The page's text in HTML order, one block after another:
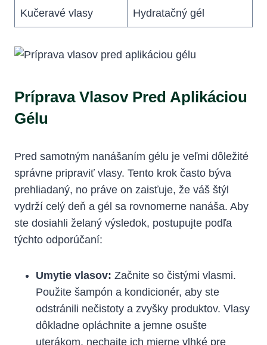
Kučeravé vlasy Hydratačný gél
Príprava Vlasov Pred Aplikáciou
Gélu
Pred samotným nanášaním gélu je veľmi dôležité
správne pripraviť vlasy. Tento krok často býva
prehliadaný, no práve on zaisťuje, že váš štýl
vydrží celý deň a gél sa rovnomerne nanáša. Aby
ste dosiahli želaný výsledok, postupujte podľa
týchto odporúčaní:
Umytie vlasov: Začnite so čistými vlasmi.
Použite šampón a kondicionér, aby ste
odstránili nečistoty a zvyšky produktov. Vlasy
dôkladne opláchnite a jemne osušte
uterákom, nechajte ich mierne vlhké pre